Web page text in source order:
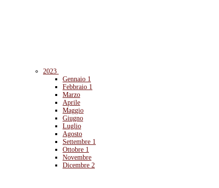
2023
Gennaio 1
Febbraio 1
Marzo
Aprile
Maggio
Giugno
Luglio
Agosto
Settembre 1
Ottobre 1
Novembre
Dicembre 2